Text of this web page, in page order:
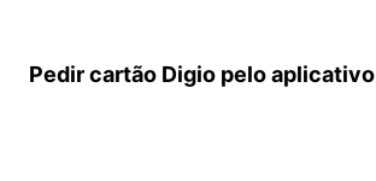
Pedir cartão Digio pelo aplicativo